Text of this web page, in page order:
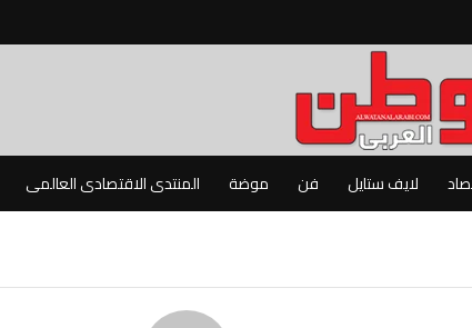
لايف ستايل فن موضة المنتدى الاقتصادى العالمى